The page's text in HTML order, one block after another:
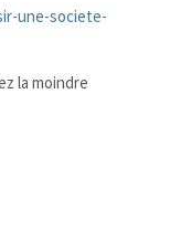
une-societe-
la moindre